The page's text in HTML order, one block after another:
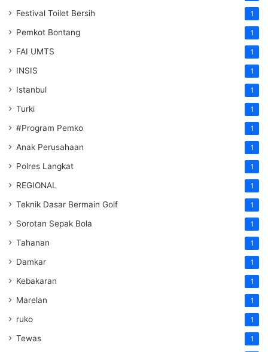
Festival Toilet Bersih 1
Pemkot Bontang 1
FAI UMTS 1
INSIS 1
Istanbul 1
Turki 1
#Program Pemko 1
Anak Perusahaan 1
Polres Langkat 1
REGIONAL 1
Teknik Dasar Bermain Golf 1
Sorotan Sepak Bola 1
Tahanan 1
Damkar 1
Kebakaran 1
Marelan 1
ruko 1
Tewas 1